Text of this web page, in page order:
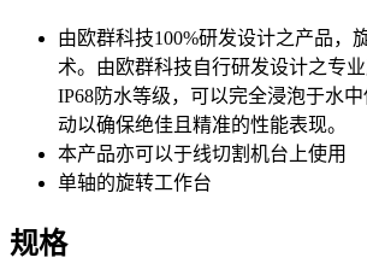
由欧群科技100%研发设计之产品，
术。由欧群科技自行研发设计之专
IP68防水等级，可以完全浸泡于水
动以确保绝佳且精准的性能表现。
本产品亦可以于线切割机台上使用
单轴的旋转工作台
规格